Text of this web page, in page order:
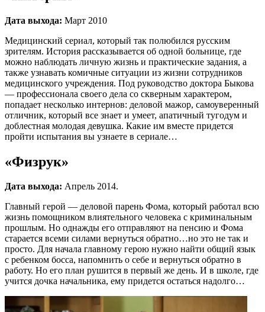
Дата выхода: Март 2010
Медицинский сериал, который так полюбился русским
зрителям. История рассказывается об одной больнице, где
можно наблюдать личную жизнь и практические задания, а
также узнавать комичные ситуации из жизни сотрудников
медицинского учреждения. Под руководство доктора Быкова
— профессионала своего дела со скверным характером,
попадает несколько интернов: деловой мажор, самоуверенный
отличник, который все знает и умеет, апатичный тугодум и
доблестная молодая девушка. Какие им вместе придется
пройти испытания вы узнаете в сериале…
«Физрук»
Дата выхода: Апрель 2014.
Главный герой — деловой парень Фома, который работал всю
жизнь помощником влиятельного человека с криминальным
прошлым. Но однажды его отправляют на пенсию и Фома
старается всеми силами вернуться обратно…но это не так и
просто. Для начала главному герою нужно найти общий язык
с ребенком босса, напомнить о себе и вернуться обратно в
работу. Но его план рушится в первый же день. И в школе, где
учится дочка начальника, ему придется остаться надолго…